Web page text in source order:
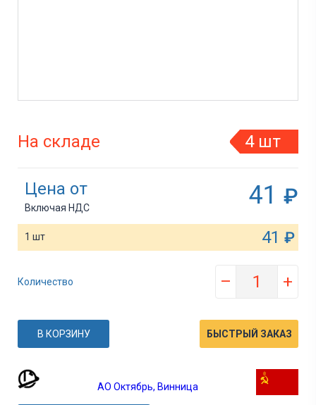
АО Октябрь, Винница
На складе 4 шт
Цена от
Включая НДС 41 ₽
1 шт 41 ₽
Количество – +
В КОРЗИНУ БЫСТРЫЙ ЗАКАЗ